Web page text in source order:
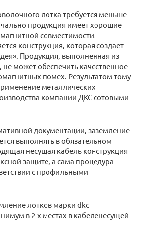
лотка требуется меньше
продукция имеет хорошие
совместимости.
конструкция, которая создает
Продукция, выполненная из
может обеспечить качественное
помех. Результатом тому
металлических
компании ДКС сотовыми
документации, заземление
выполнять в обязательном
несущая кабель конструкция
защите, а сама процедура
с профильными
лотков марки dkc
в 2-х местах в кабеленесущей